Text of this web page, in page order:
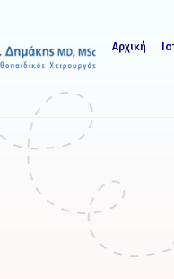
Αρχική